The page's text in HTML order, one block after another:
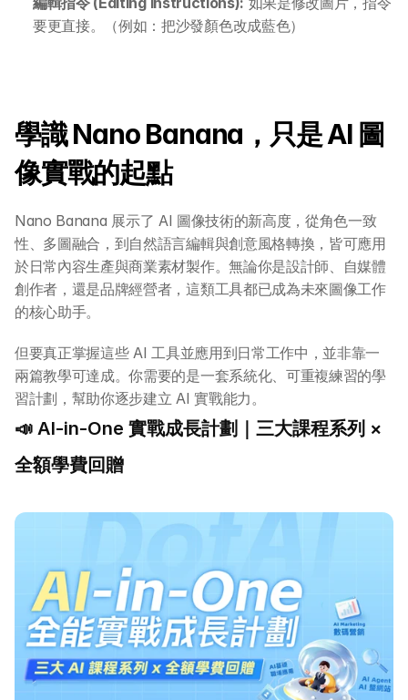
要更直接。（例如：把沙發顏色改成藍色）
學識 Nano Banana，只是 AI 圖
像實戰的起點
Nano Banana 展示了 AI 圖像技術的新高度，從角色一致
性、多圖融合，到自然語言編輯與創意風格轉換，皆可應用
於日常內容生產與商業素材製作。無論你是設計師、自媒體
創作者，還是品牌經營者，這類工具都已成為未來圖像工作
的核心助手。
但要真正掌握這些 AI 工具並應用到日常工作中，並非靠一
兩篇教學可達成。你需要的是一套系統化、可重複練習的學
習計劃，幫助你逐步建立 AI 實戰能力。
📣 AI-in-One 實戰成長計劃｜三大課程系列 ×
全額學費回贈